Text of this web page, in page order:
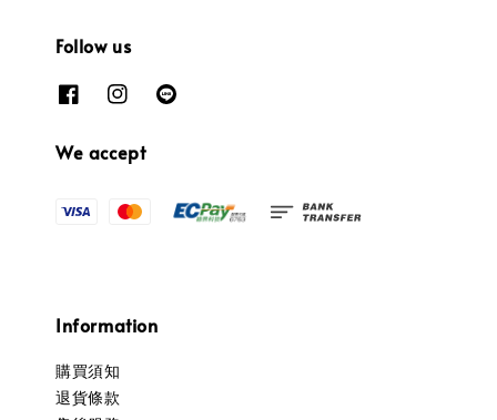
Follow us
We accept
Information
購買須知
退貨條款